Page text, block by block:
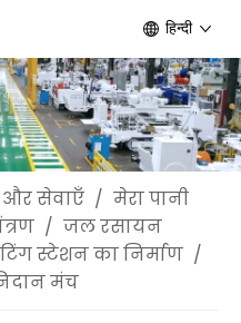
हिन्दी
और सेवाएँ / मेरा पानी
/ जल रसायन
स्टेशन का निर्माण /
मंच